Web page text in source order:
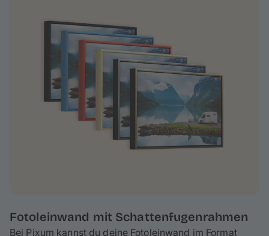
Fotoleinwand mit Schattenfugenrahmen
Bei Pixum kannst du deine Fotoleinwand im Format